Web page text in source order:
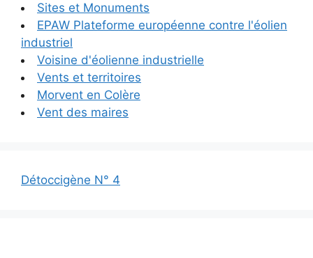
Sites et Monuments
EPAW Plateforme européenne contre l'éolien
industriel
Voisine d'éolienne industrielle
Vents et territoires
Morvent en Colère
Vent des maires
Détoccigène N° 4